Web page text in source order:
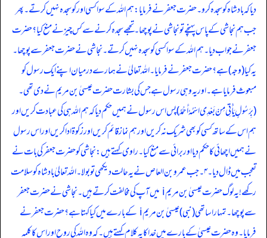
دیا کہ بادشاہ کو سجدہ کرو۔ حضرت جعفر نے فرمایا: ہم اللہ کے سوا کسی اور کو سجدہ نہیں کرتے۔ پھر
جب ہم نجاشی کے پاس پہنچے تو نجاشی نے پوچھا۔ تجھے سجدہ کرنے سے کس چیز نے منع کیا؟ حضرت
جعفر نے جواب دیا۔ ہم اللہ کے سوا کسی کو سجدہ نہیں کرتے۔ نجاشی نے حضرت جعفر سے پوچھا۔
یہ کیا (وجہ) ہے؟ حضرت جعفر نے فرمایا۔ اللہ تعالیٰ نے ہمارے درمیان اپنے ایک رسول کو
مبعوث فرمایا ہے۔ اور یہ وہی رسول ہے جس کی بشارت حضرت عیسیٰ بن مریم نے دی تھی۔
(بِرَسُولٍ یَأْتِی مِنْ بَعْدِی اسْمُہُ أَحْمَدُ) پس اس رسول نے ہمیں حکم دیا کہ ہم اللہ ہی کی عبادت کریں اور
ہم اس کے ساتھ کسی کو بھی شریک نہ کریں اور ہم نماز قائم کریں اور زکوۃ ادا کریں اور اس رسول
نے ہمیں اچھائی کا حکم دیا اور برائی سے منع کیا۔ راوی کہتے ہیں: نجاشی کو حضرت جعفر کی بات نے
تعجب میں ڈال دیا۔ ٤۔ جب عمرو بن العاص نے یہ حالت دیکھی تو بولا۔ اللہ تعالیٰ بادشاہ کو سلامت
رکھے! یہ لوگ حضرت عیسیٰ بن مریم i میں آپ کی مخالفت کرتے ہیں۔ نجاشی نے حضرت جعفر
سے پوچھا۔ تمہارا ساتھی (نبی) عیسیٰ بن مریم i کے بارے میں کیا کہتا ہے؟ حضرت جعفر نے
فرمایا۔ وہ حضرت عیسیٰ کے بارے میں خدا کا یہ کلام کہتے ہیں۔ کہ وہ اللہ کی روح اور اس کا کلمہ